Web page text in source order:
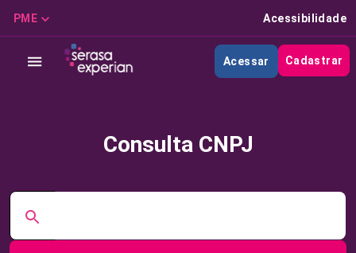
PME Acessibilidade
Acessar Cadastrar
Consulta CNPJ